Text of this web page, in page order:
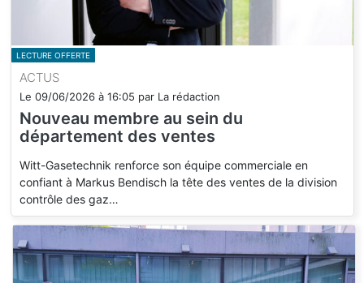
LECTURE OFFERTE
ACTUS
Le 09/06/2026 à 16:05 par La rédaction
Nouveau membre au sein du
département des ventes
Witt-Gasetechnik renforce son équipe commerciale en
confiant à Markus Bendisch la tête des ventes de la division
contrôle des gaz…